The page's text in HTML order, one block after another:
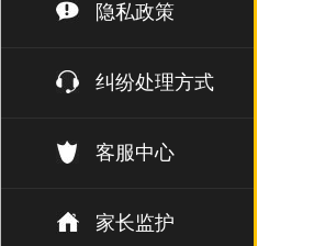
隐私政策
纠纷处理方式
客服中心
家长监护